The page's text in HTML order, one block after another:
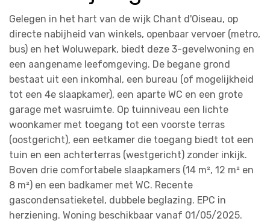
Gelegen in het hart van de wijk Chant d'Oiseau, op
directe nabijheid van winkels, openbaar vervoer (metro,
bus) en het Woluwepark, biedt deze 3-gevelwoning en
een aangename leefomgeving. De begane grond
bestaat uit een inkomhal, een bureau (of mogelijkheid
tot een 4e slaapkamer), een aparte WC en een grote
garage met wasruimte. Op tuinniveau een lichte
woonkamer met toegang tot een voorste terras
(oostgericht), een eetkamer die toegang biedt tot een
tuin en een achterterras (westgericht) zonder inkijk.
Boven drie comfortabele slaapkamers (14 m², 12 m² en
8 m²) en een badkamer met WC. Recente
gascondensatieketel, dubbele beglazing. EPC in
herziening. Woning beschikbaar vanaf 01/05/2025.